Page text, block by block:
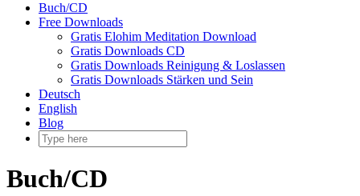
Buch/CD
Free Downloads
Gratis Elohim Meditation Download
Gratis Downloads CD
Gratis Downloads Reinigung & Loslassen
Gratis Downloads Stärken und Sein
Deutsch
English
Blog
Buch/CD